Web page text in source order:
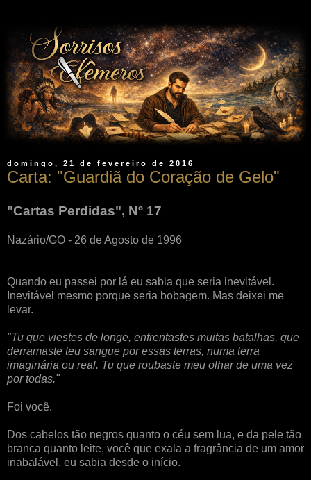
domingo, 21 de fevereiro de 2016
Carta: "Guardiã do Coração de Gelo"
"Cartas Perdidas", Nº 17
Nazário/GO - 26 de Agosto de 1996
Quando eu passei por lá eu sabia que seria inevitável.
Inevitável mesmo porque seria bobagem. Mas deixei me
levar.
"Tu que viestes de longe, enfrentastes muitas batalhas, que
derramaste teu sangue por essas terras, numa terra
imaginária ou real. Tu que roubaste meu olhar de uma vez
por todas."
Foi você.
Dos cabelos tão negros quanto o céu sem lua, e da pele tão
branca quanto leite, você que exala a fragrância de um amor
inabalável, eu sabia desde o início.